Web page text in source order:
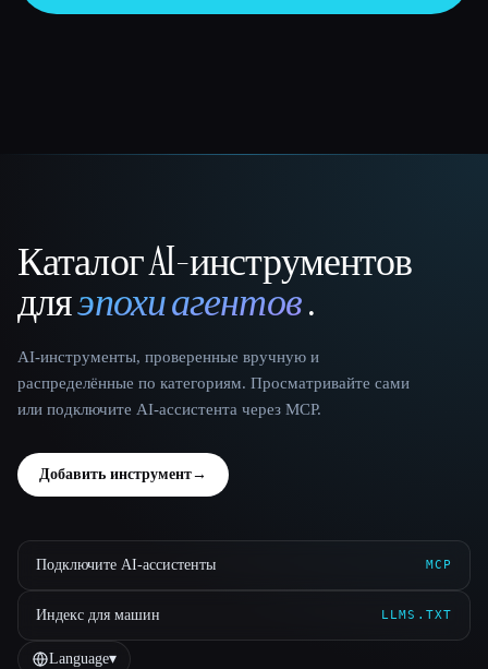
That AI Collection
Каталог AI-инструментов
дляэпохи агентов.
AI-инструменты, проверенные вручную и
распределённые по категориям. Просматривайте сами
или подключите AI-ассистента через MCP.
Добавить инструмент→
Подключите AI-ассистенты MCP
Индекс для машин LLMS.TXT
Language▾